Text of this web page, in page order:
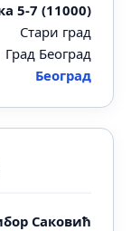
5-7 (11000)
Стари град
Град Београд
Београд
Саковић